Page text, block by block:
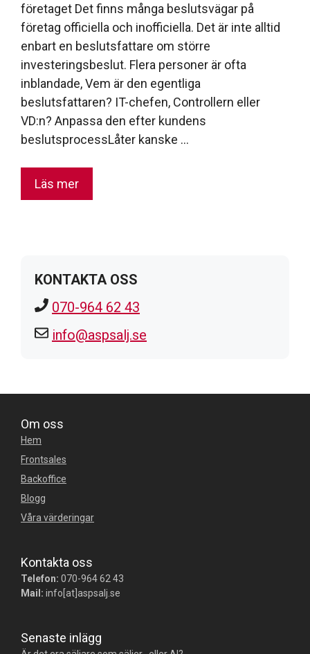
företaget Det finns många beslutsvägar på
företag officiella och inofficiella. Det är inte alltid
enbart en beslutsfattare om större
investeringsbeslut. Flera personer är ofta
inblandade, Vem är den egentliga
beslutsfattaren? IT-chefen, Controllern eller
VD:n? Anpassa den efter kundens
beslutsprocessLåter kanske …
Läs mer
KONTAKTA OSS
070-964 62 43
info@aspsalj.se
Om oss
Hem
Frontsales
Backoffice
Blogg
Våra värderingar
Kontakta oss
Telefon: 070-964 62 43
Mail: info[at]aspsalj.se
Senaste inlägg